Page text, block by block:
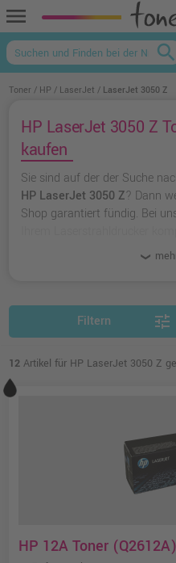
menu
search
Toner HP LaserJet LaserJet 3050 Z
HP LaserJet 3050 Z
kaufen
Sie sind auf der der Suche
HP LaserJet 3050 Z? Dann
Shop garantiert fündig. Bei
Filtern tune
12 Artikel für HP LaserJet 3050 Z
HP 12A Toner